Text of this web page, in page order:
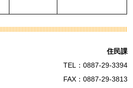
住民課
TEL：0887-29-3394
FAX：0887-29-3813